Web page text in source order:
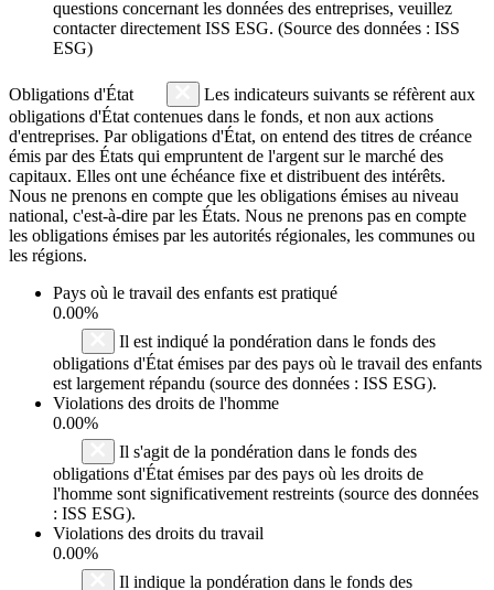
questions concernant les données des entreprises, veuillez
contacter directement ISS ESG. (Source des données : ISS
ESG)
Obligations d'État
Les indicateurs suivants se réfèrent aux
obligations d'État contenues dans le fonds, et non aux actions
d'entreprises. Par obligations d'État, on entend des titres de créance
émis par des États qui empruntent de l'argent sur le marché des
capitaux. Elles ont une échéance fixe et distribuent des intérêts.
Nous ne prenons en compte que les obligations émises au niveau
national, c'est-à-dire par les États. Nous ne prenons pas en compte
les obligations émises par les autorités régionales, les communes ou
les régions.
Pays où le travail des enfants est pratiqué
0.00%
Il est indiqué la pondération dans le fonds des
obligations d'État émises par des pays où le travail des enfants
est largement répandu (source des données : ISS ESG).
Violations des droits de l'homme
0.00%
Il s'agit de la pondération dans le fonds des
obligations d'État émises par des pays où les droits de
l'homme sont significativement restreints (source des données
: ISS ESG).
Violations des droits du travail
0.00%
Il indique la pondération dans le fonds des